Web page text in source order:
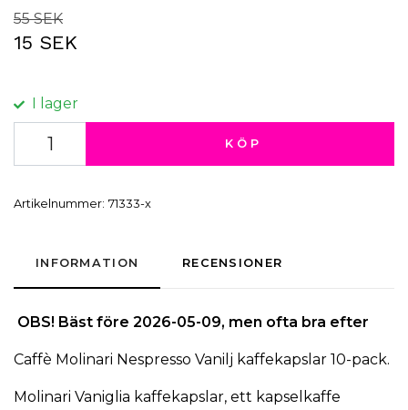
55 SEK
15 SEK
I lager
KÖP
Artikelnummer: 71333-x
INFORMATION RECENSIONER
OBS! Bäst före 2026-05-09, men ofta bra efter
Caffè Molinari Nespresso Vanilj kaffekapslar 10-pack.
Molinari Vaniglia kaffekapslar, ett kapselkaffe